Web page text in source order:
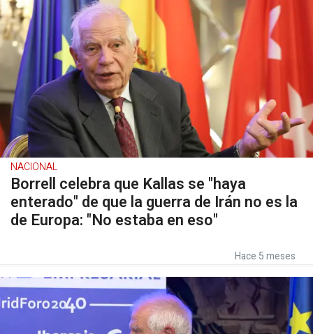
NACIONAL
Borrell celebra que Kallas se "haya
enterado" de que la guerra de Irán no es la
de Europa: "No estaba en eso"
Hace 5 meses